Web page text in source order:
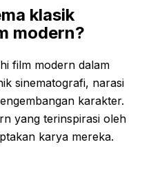
klasik
modern?
film modern dalam
sinematografi, narasi
karakter.
yang terinspirasi oleh
karya mereka.